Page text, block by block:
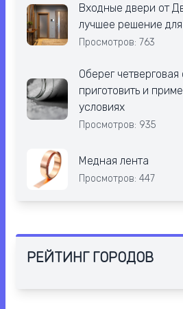
Входные двери от
лучшее решение
Просмотров: 763
Оберег четверговая
приготовить и
условиях
Просмотров: 935
Медная лента
Просмотров: 447
РЕЙТИНГ ГОРОДОВ